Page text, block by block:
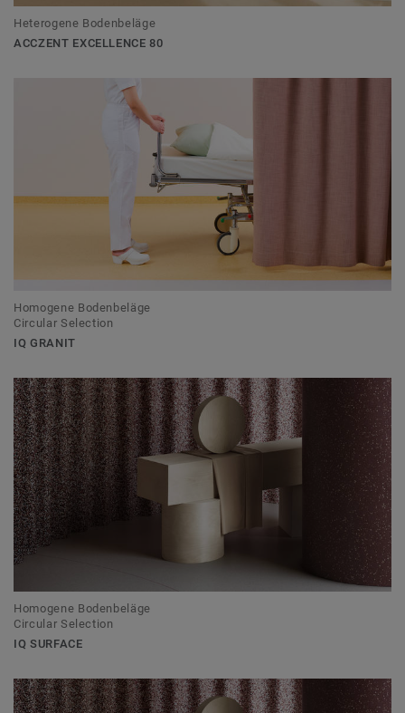
Heterogene Bodenbeläge
ACCZENT EXCELLENCE 80
Homogene Bodenbeläge
Circular Selection
IQ GRANIT
Homogene Bodenbeläge
Circular Selection
IQ SURFACE